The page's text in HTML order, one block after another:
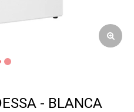
- BLANCA